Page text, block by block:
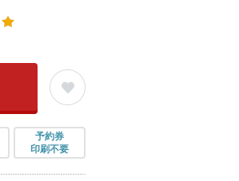
予約券
印刷不要